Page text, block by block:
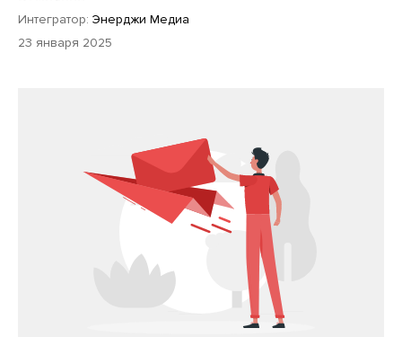
Интегратор: Энерджи Медиа
23 января 2025